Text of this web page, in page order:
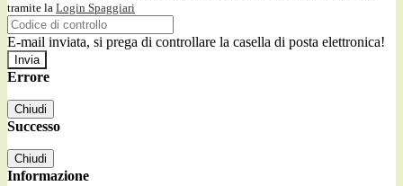
tramite la Login Spaggiari
E-mail inviata, si prega di controllare la casella di posta elettronica!
Errore
Chiudi
Successo
Chiudi
Informazione